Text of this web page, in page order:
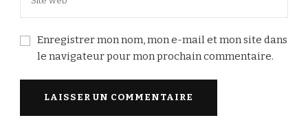
Enregistrer mon nom, mon e-mail et mon site dans
le navigateur pour mon prochain commentaire.